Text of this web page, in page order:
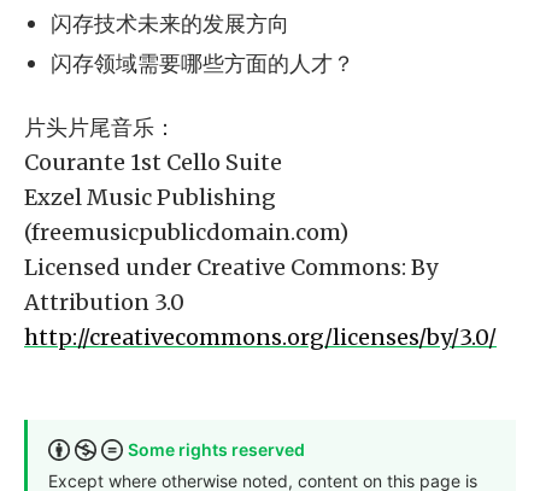
闪存技术未来的发展方向
闪存领域需要哪些方面的人才？
片头片尾音乐：
Courante 1st Cello Suite
Exzel Music Publishing
(freemusicpublicdomain.com)
Licensed under Creative Commons: By
Attribution 3.0
http://creativecommons.org/licenses/by/3.0/
Some rights reserved
Except where otherwise noted, content on this page is